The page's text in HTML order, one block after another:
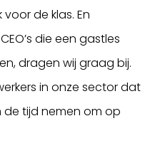
de klas. En
die een gastles
dragen wij graag bij.
in onze sector dat
tijd nemen om op